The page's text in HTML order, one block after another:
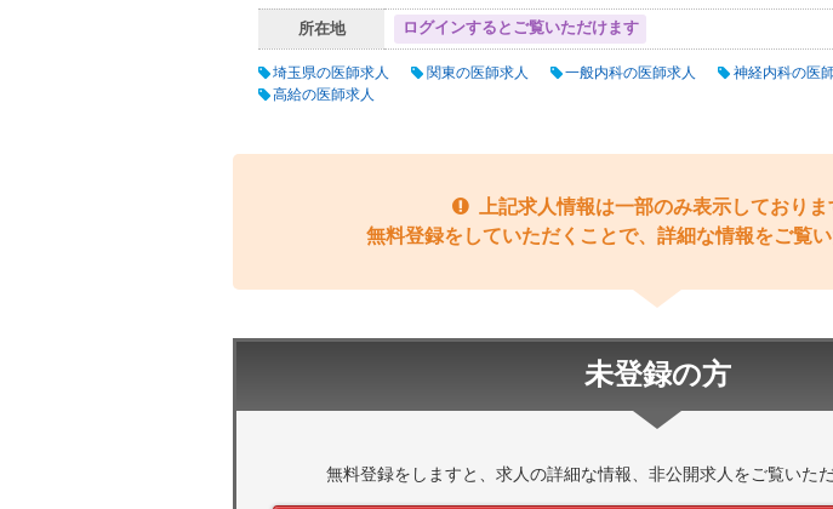
所在地 ログインするとご覧いただけます
埼玉県の医師求人 関東の医師求人 一般内科の医師求人 神経内科の医
高給の医師求人
上記求人情報は一部のみ表示しておりま
無料登録をしていただくことで、詳細な情報をご覧い
未登録の方
無料登録をしますと、求人の詳細な情報、非公開求人をご覧いた